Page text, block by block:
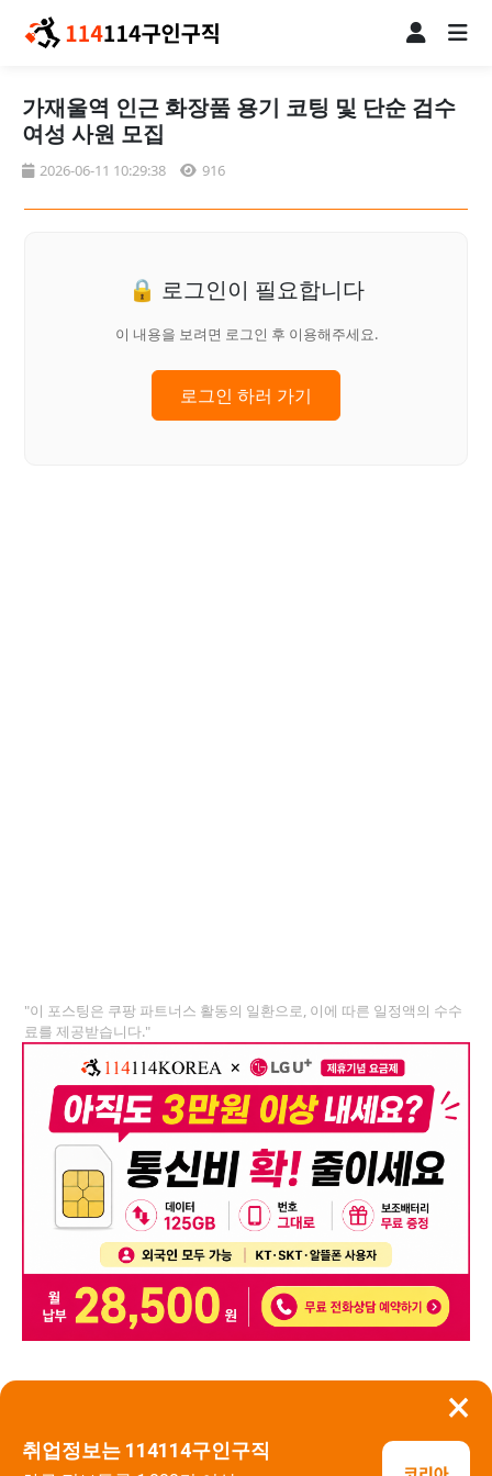
×
취업정보는 114114구인구직
가재울역 인근 화장품 용기 코팅 및 단순 검수
여성 사원 모집
2026-06-11 10:29:38 916
🔒 로그인이 필요합니다
이 내용을 보려면 로그인 후 이용해주세요.
로그인 하러 가기
"이 포스팅은 쿠팡 파트너스 활동의 일환으로, 이에 따른 일정액의 수수
료를 제공받습니다."